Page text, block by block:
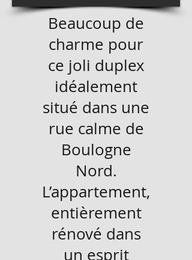
Beaucoup de
charme pour
ce joli duplex
idéalement
situé dans une
rue calme de
Boulogne
Nord.
L’appartement,
entièrement
rénové dans
un esprit